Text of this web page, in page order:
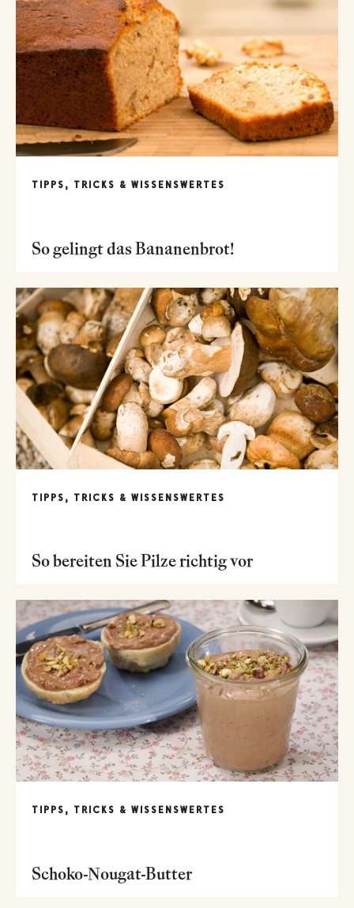
TIPPS, TRICKS & WISSENSWERTES
So gelingt das Bananenbrot!
TIPPS, TRICKS & WISSENSWERTES
So bereiten Sie Pilze richtig vor
TIPPS, TRICKS & WISSENSWERTES
Schoko-Nougat-Butter